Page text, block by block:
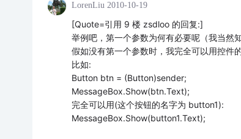
LorenLiu 2010-10-19
[Quote=引用 9 楼 zsdloo 的回复:]
举例吧，第一个参数为何有必要呢（我当然
假如没有第一个参数时，我完全可以用控件
比如:
Button btn = (Button)sender;
MessageBox.Show(btn.Text);
完全可以用(这个按钮的名字为 button1):
MessageBox.Show(button1.Text);